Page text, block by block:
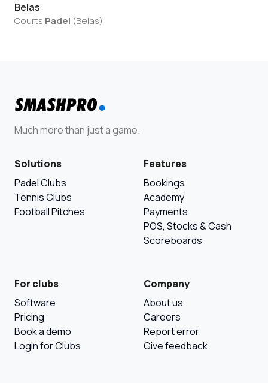
Belas
Courts Padel (Belas)
Much more than just a game.
Solutions
Padel Clubs
Tennis Clubs
Football Pitches
Features
Bookings
Academy
Payments
POS, Stocks & Cash
Scoreboards
For clubs
Software
Pricing
Book a demo
Login for Clubs
Company
About us
Careers
Report error
Give feedback